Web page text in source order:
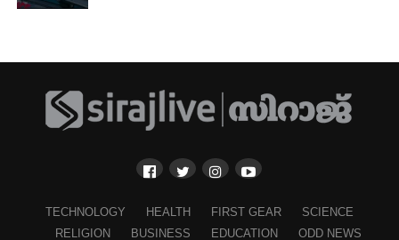
TECHNOLOGY HEALTH FIRST GEAR
SCIENCE
RELIGION
BUSINESS EDUCATION ODD NEWS